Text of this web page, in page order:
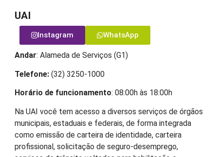
UAI
Instagram WhatsApp
Andar: Alameda de Serviços (G1)
Telefone: (32) 3250-1000
Horário de funcionamento: 08:00h às 18:00h
Na UAI você tem acesso a diversos serviços de órgãos
municipais, estaduais e federais, de forma integrada
como emissão de carteira de identidade, carteira
profissional, solicitação de seguro-desemprego,